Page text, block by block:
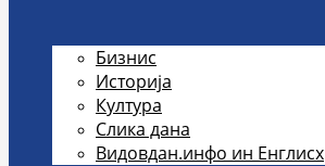
Бизнис
Историја
Култура
Слика дана
Видовдан.инфо ин Енглисх